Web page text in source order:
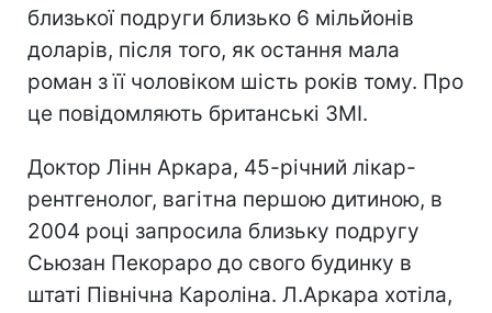
близької подруги близько 6 мільйонів
доларів, після того, як остання мала
роман з її чоловіком шість років тому. Про
це повідомляють британські ЗМІ.
Доктор Лінн Аркара, 45-річний лікар-
рентгенолог, вагітна першою дитиною, в
2004 році запросила близьку подругу
Сьюзан Пекораро до свого будинку в
штаті Північна Кароліна. Л.Аркара хотіла,